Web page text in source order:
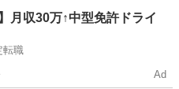
ンピース
月収30万↑中型免許ドライ
転職
Ad